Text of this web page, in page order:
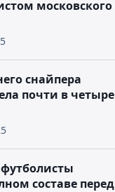
московского
снайпера
почти в четыре
составе перед